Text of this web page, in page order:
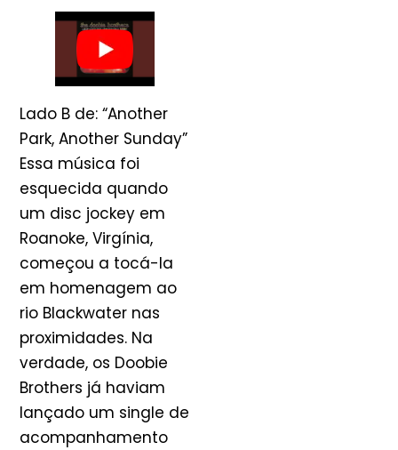
Lado B de: “Another
Park, Another Sunday”
Essa música foi
esquecida quando
um disc jockey em
Roanoke, Virgínia,
começou a tocá-la
em homenagem ao
rio Blackwater nas
proximidades. Na
verdade, os Doobie
Brothers já haviam
lançado um single de
acompanhamento